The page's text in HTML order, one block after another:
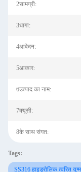
2सामग्री:
3धागा:
4आवेदन:
5आकार:
6उत्पाद का नाम:
7क्यूसी:
8के साथ संगत:
Tags:
SS316 हाइड्रोलिक त्वरित